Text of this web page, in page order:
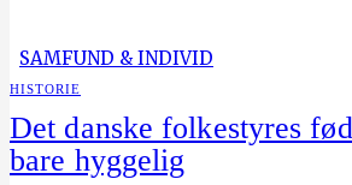
SAMFUND & INDIVID
HISTORIE
Det danske folkestyres
bare hyggelig